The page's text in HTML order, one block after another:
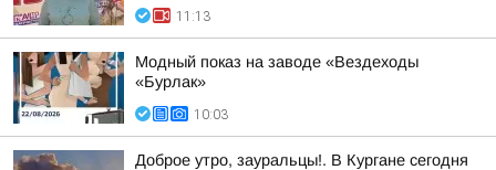
11:13
Модный показ на заводе «Вездеходы
«Бурлак»
10:03
Доброе утро, зауральцы!. В Кургане сегодня